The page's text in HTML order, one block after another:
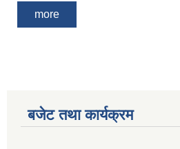
more
बजेट तथा कार्यक्रम